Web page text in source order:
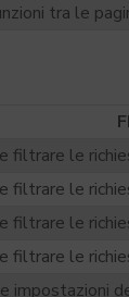
tra le
filtrare le
filtrare le
filtrare le
filtrare le
impostazioni